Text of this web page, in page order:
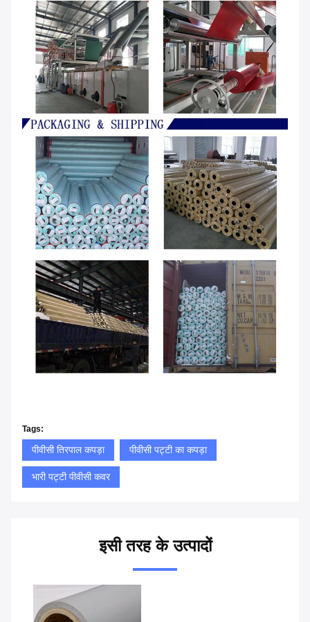
Tags:
पीवीसी तिरपाल कपड़ा पीवीसी पट्टी का कपड़ा
भारी पट्टी पीवीसी कवर
इसी तरह के उत्पादों